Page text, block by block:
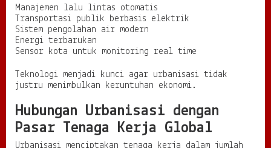
Manajemen lalu lintas otomatis
Transportasi publik berbasis elektrik
Sistem pengolahan air modern
Energi terbarukan
Sensor kota untuk monitoring real time
Teknologi menjadi kunci agar urbanisasi tidak
justru menimbulkan keruntuhan ekonomi.
Hubungan Urbanisasi dengan
Pasar Tenaga Kerja Global
Urbanisasi menciptakan tenaga kerja dalam jumlah